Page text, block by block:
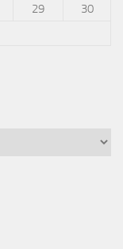
29
30